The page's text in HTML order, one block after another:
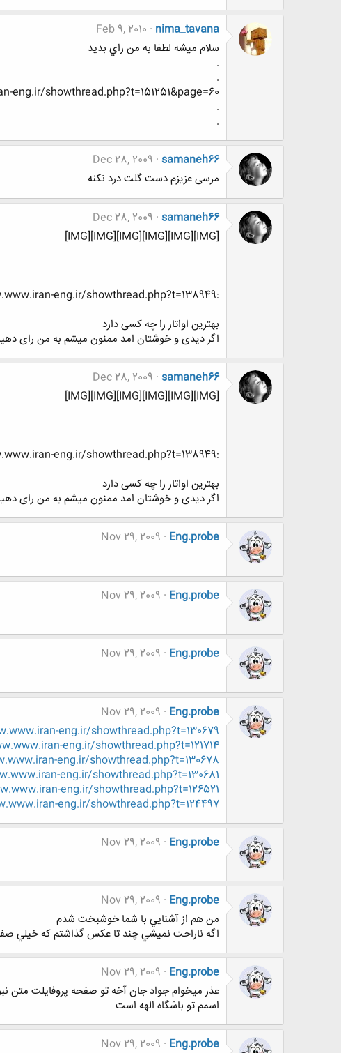
nima_tavana
Feb 9, 2010
سلام ميشه لطفا به من راي بديد
.
.
eng.ir/showthread.php?t=151251&page=60
.
.
samaneh66
Dec 28, 2009
مرسی عزیزم دست گلت درد نکنه
samaneh66
Dec 28, 2009
[IMG][IMG][IMG][IMG][IMG][IMG]
:w27:http://www.www.www.iran-eng.ir/showthread.php?t=138949
بهترین اواتار را چه کسی دارد
اگر دیدی و خوشتان امد ممنون میشم به من رای
samaneh66
Dec 28, 2009
[IMG][IMG][IMG][IMG][IMG][IMG]
:w27:http://www.www.www.iran-eng.ir/showthread.php?t=138949
بهترین اواتار را چه کسی دارد
اگر دیدی و خوشتان امد ممنون میشم به من رای
Eng.probe
Nov 29, 2009
Eng.probe
Nov 29, 2009
Eng.probe
Nov 29, 2009
Eng.probe
Nov 29, 2009
eng.ir/showthread.php?t=130679
eng.ir/showthread.php?t=121714
eng.ir/showthread.php?t=130678
eng.ir/showthread.php?t=130681
eng.ir/showthread.php?t=126521
eng.ir/showthread.php?t=124497
Eng.probe
Nov 29, 2009
Eng.probe
Nov 29, 2009
من هم از آشنايي با شما خوشبخت شدم
اگه ناراحت نميشي چند تا عكس گذاشتم كه خيلي
Eng.probe
Nov 29, 2009
عذر ميخوام جواد جان آخه تو صفحه پروفايلت متن
اسمم تو باشگاه الهه است
Eng.probe
Nov 29, 2009